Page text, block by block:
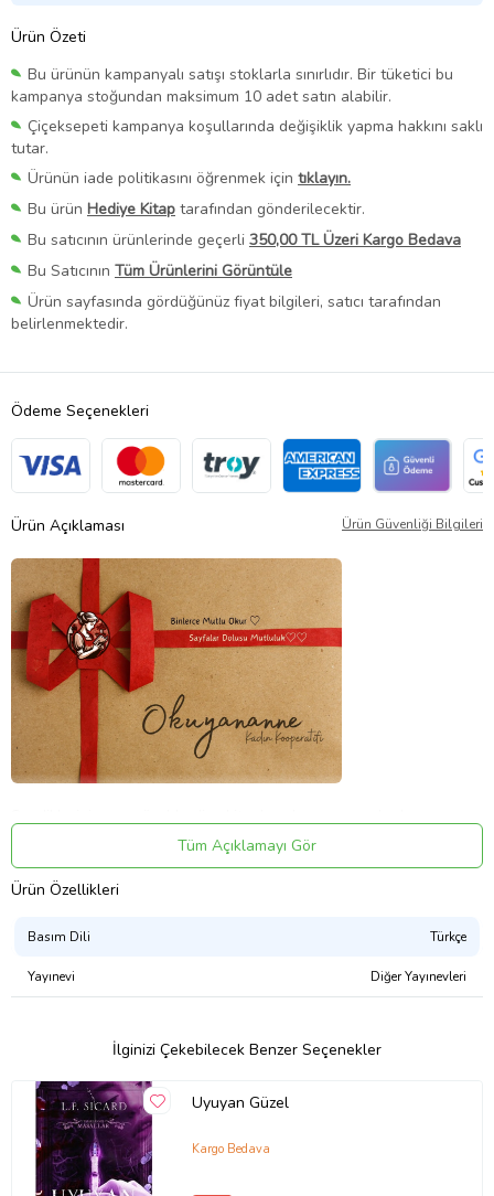
Ürün Özeti
Bu ürünün kampanyalı satışı stoklarla sınırlıdır. Bir tüketici bu
kampanya stoğundan maksimum 10 adet satın alabilir.
Çiçeksepeti kampanya koşullarında değişiklik yapma hakkını saklı
tutar.
Ürünün iade politikasını öğrenmek için tıklayın.
Bu ürün Hediye Kitap tarafından gönderilecektir.
Bu satıcının ürünlerinde geçerli 350,00 TL Üzeri Kargo Bedava
Bu Satıcının Tüm Ürünlerini Görüntüle
Ürün sayfasında gördüğünüz fiyat bilgileri, satıcı tarafından
belirlenmektedir.
Ödeme Seçenekleri
Ürün Açıklaması Ürün Güvenliği Bilgileri
koopertatifinde! Bütün siparişleriniz hediye paketi ve notu ile
gönderilecektir. Sevgilerimizle.
Uyuyan Güzel, kötü bir büyü sonucunda, on sekizinci yaş gününde
prensesin hikayesini anlatır.
Tüm Açıklamayı Gör
Ürün Özellikleri
Basım Dili Türkçe
Yayınevi Diğer Yayınevleri
İlginizi Çekebilecek Benzer Seçenekler
Uyuyan Güzel
Kargo Bedava